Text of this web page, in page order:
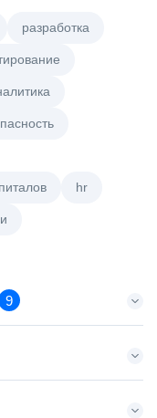
разработка
hr
9
и крупного